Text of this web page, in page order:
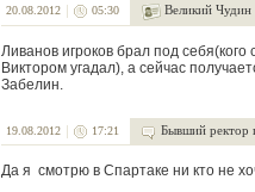
20.08.2012 05:30 Великий Чудин
Ливанов игроков брал под
Виктором угадал), а сейчас
Забелин.
19.08.2012 17:21 Бывший ректор
Да я смотрю в Спартаке ни кто не